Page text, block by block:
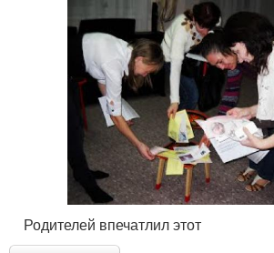
Родителей впечатлил этот